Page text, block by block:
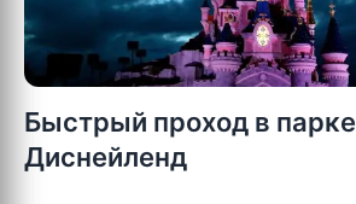
Быстрый проход в парке
Диснейленд